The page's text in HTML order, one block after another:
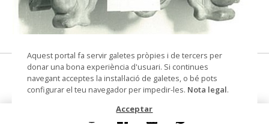
© Arxiu Fotogràfic del Consorci del Patrimoni de
Sitges
Deesa Kuan-Yin
escultura
Aquest portal fa servir galetes pròpies i de tercers per
donar una bona experiència d'usuari. Si continues
navegant acceptes la instal·lació de galetes, o bé pots
configurar el teu navegador per impedir-les. Nota legal.
Acceptar